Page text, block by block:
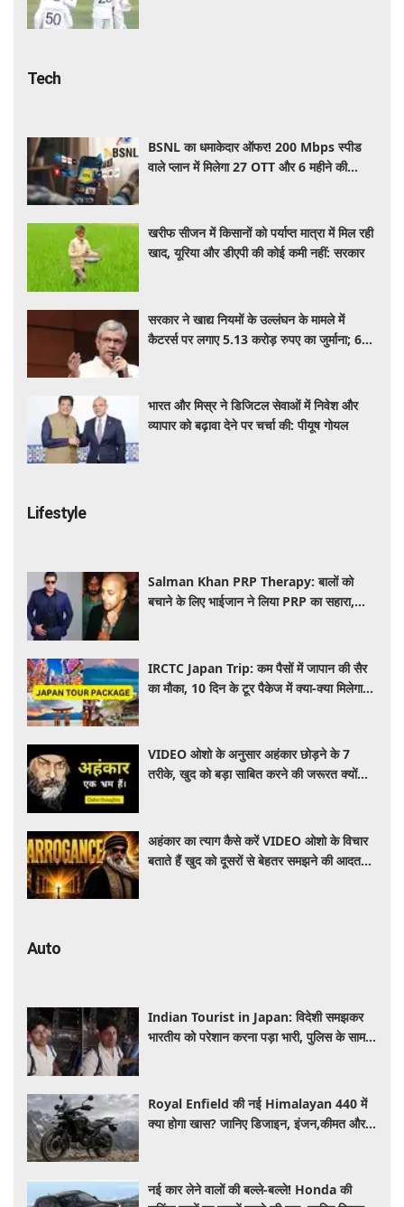
Tech
BSNL का धमाकेदार ऑफर! 200 Mbps स्पीड
वाले प्लान में मिलेगा 27 OTT और 6 महीने की
खरीफ सीजन में किसानों को पर्याप्त मात्रा में मिल रही
खाद, यूरिया और डीएपी की कोई कमी नहीं: सरकार
सरकार ने खाद्य नियमों के उल्लंघन के मामले में
कैटरर्स पर लगाए 5.13 करोड़ रुपए का जुर्माना; 6
भारत और मिस्र ने डिजिटल सेवाओं में निवेश और
व्यापार को बढ़ावा देने पर चर्चा की: पीयूष गोयल
Lifestyle
Salman Khan PRP Therapy: बालों को
बचाने के लिए भाईजान ने लिया PRP का सहारा,
IRCTC Japan Trip: कम पैसों में जापान की सैर
का मौका, 10 दिन के टूर पैकेज में क्या-क्या मिलेगा?
VIDEO ओशो के अनुसार अहंकार छोड़ने के 7
तरीके, खुद को बड़ा साबित करने की जरूरत क्यों
अहंकार का त्याग कैसे करें VIDEO ओशो के विचार
बताते हैं खुद को दूसरों से बेहतर समझने की आदत
Auto
Indian Tourist in Japan: विदेशी समझकर
भारतीय को परेशान करना पड़ा भारी, पुलिस के सामने
Royal Enfield की नई Himalayan 440 में
क्या होगा खास? जानिए डिजाइन, इंजन,कीमत और
नई कार लेने वालों की बल्ले-बल्ले! Honda की